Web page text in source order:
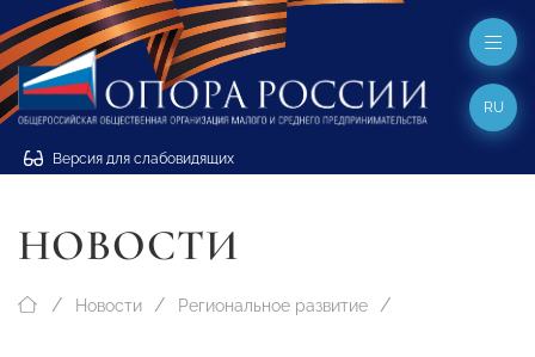
Версия для слабовидящих
RU
НОВОСТИ
Новости Региональное развитие